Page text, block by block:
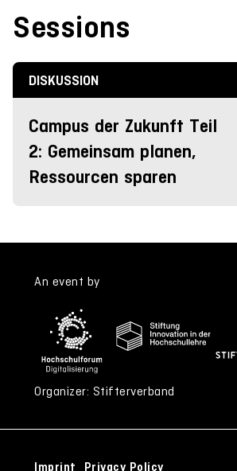
Sessions
DISKUSSION
Campus der Zukunft Teil
2: Gemeinsam planen,
Ressourcen sparen
An event by
Organizer: Stifterverband
Imprint Privacy Policy